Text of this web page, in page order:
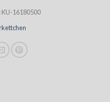
KU-16180500